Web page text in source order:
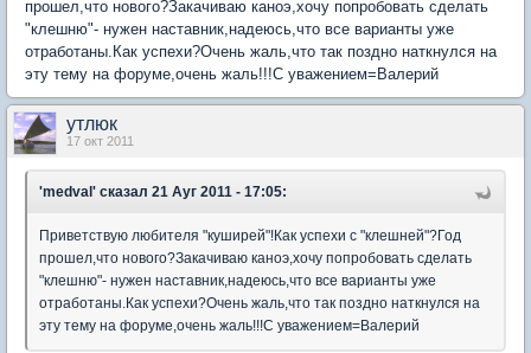
прошел,что нового?Закачиваю каноэ,хочу попробовать сделать
"клешню"- нужен наставник,надеюсь,что все варианты уже
отработаны.Как успехи?Очень жаль,что так поздно наткнулся на
эту тему на форуме,очень жаль!!!С уважением=Валерий
утлюк
17 окт 2011
'medval' сказал 21 Ауг 2011 - 17:05:
Приветствую любителя "куширей"!Как успехи с "клешней"?Год
прошел,что нового?Закачиваю каноэ,хочу попробовать сделать
"клешню"- нужен наставник,надеюсь,что все варианты уже
отработаны.Как успехи?Очень жаль,что так поздно наткнулся на
эту тему на форуме,очень жаль!!!С уважением=Валерий